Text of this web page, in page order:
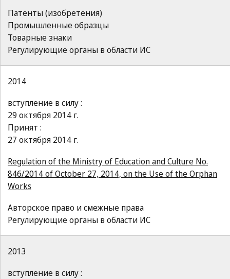
Патенты (изобретения)
Промышленные образцы
Товарные знаки
Регулирующие органы в области ИС
2014
вступление в силу :
29 октября 2014 г.
Принят :
27 октября 2014 г.
Regulation of the Ministry of Education and Culture No.
846/2014 of October 27, 2014, on the Use of the Orphan
Works
Авторское право и смежные права
Регулирующие органы в области ИС
2013
вступление в силу :